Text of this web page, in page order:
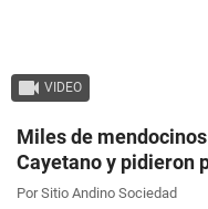
VIDEO
Miles de
Cayetano y pidieron
Por Sitio Andino Sociedad